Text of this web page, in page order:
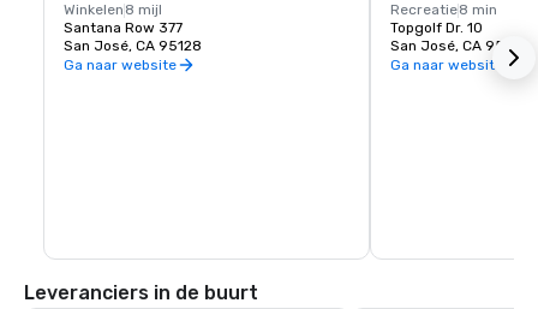
Winkelen 8 mijl
Santana Row 377
San José, CA 95128
Ga naar website
Recreatie8 min
Topgolf Dr. 10
San José, CA 95002
Ga naar website
Leveranciers in de buurt